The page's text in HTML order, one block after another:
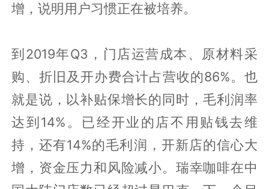
增，说明用户习惯正在被培养。
到2019年Q3，门店运营成本、原材料采
购、折旧及开办费合计占营收的86%。也
就是说，以补贴保增长的同时，毛利润率
达到14%。已经开业的店不用贴钱去维
持，还有14%的毛利润，开新店的信心大
增，资金压力和风险减小。瑞幸咖啡在中